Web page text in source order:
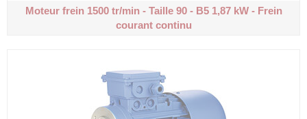
Moteur frein 1500 tr/min - Taille 90 - B51,87 kW - Frein
courant continu